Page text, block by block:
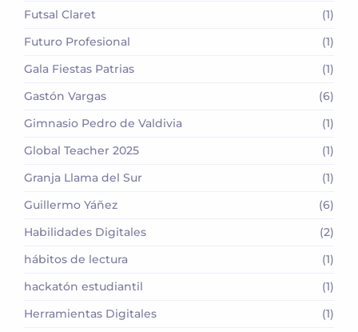
Futsal Claret
(1)
Futuro Profesional
(1)
Gala Fiestas Patrias
(1)
Gastón Vargas
(6)
Gimnasio Pedro de Valdivia
(1)
Global Teacher 2025
(1)
Granja Llama del Sur
(1)
Guillermo Yáñez
(6)
Habilidades Digitales
(2)
hábitos de lectura
(1)
hackatón estudiantil
(1)
Herramientas Digitales
(1)